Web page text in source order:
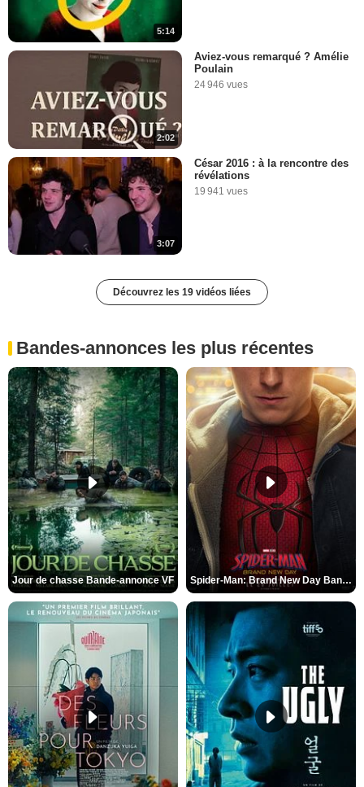
5:14
2:02
Aviez-vous remarqué ? Amélie
Poulain
24 946 vues
3:07
César 2016 : à la rencontre des
révélations
19 941 vues
Découvrez les 19 vidéos liées
Bandes-annonces les plus récentes
Jour de chasse Bande-annonce VF Spider-Man: Brand New Day Bande-annonce (3) VO STFR